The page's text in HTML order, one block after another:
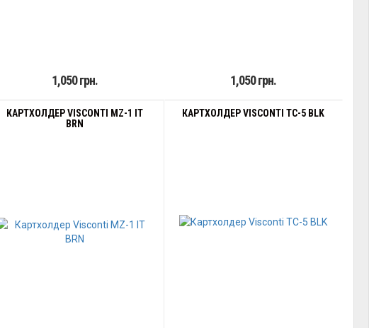
1,050 грн. 1,050 грн.
КАРТХОЛДЕР VISCONTI MZ-1 IT
BRN
КАРТХОЛДЕР VISCONTI TC-5 BLK